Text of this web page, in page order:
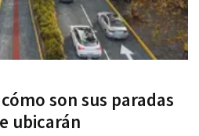
son sus paradas
ubicarán